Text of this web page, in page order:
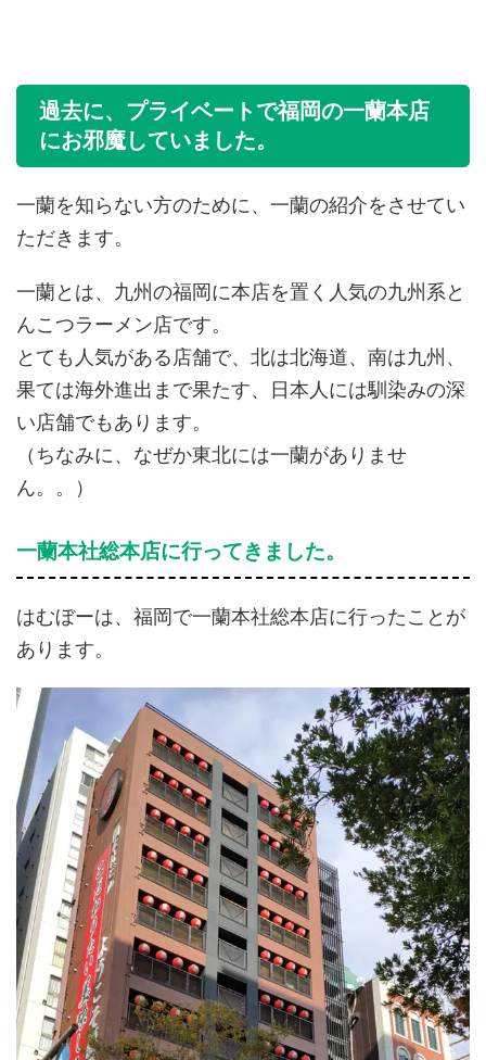
過去に、プライベートで福岡の一蘭本店
にお邪魔していました。
一蘭を知らない方のために、一蘭の紹介をさせてい
ただきます。
一蘭とは、九州の福岡に本店を置く人気の九州系と
んこつラーメン店です。
とても人気がある店舗で、北は北海道、南は九州、
果ては海外進出まで果たす、日本人には馴染みの深
い店舗でもあります。
（ちなみに、なぜか東北には一蘭がありませ
ん。。）
一蘭本社総本店に行ってきました。
はむぼーは、福岡で一蘭本社総本店に行ったことが
あります。